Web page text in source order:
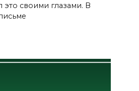
это своими глазами. В